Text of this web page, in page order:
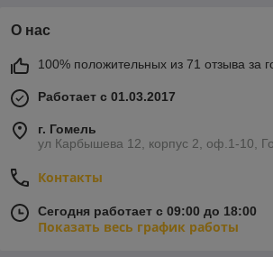
О нас
100% положительных из 71 отзыва за
Работает с 01.03.2017
г. Гомель
ул Карбышева 12, корпус 2, оф.1-10,
Контакты
Сегодня работает с 09:00 до 18:00
Показать весь график работы